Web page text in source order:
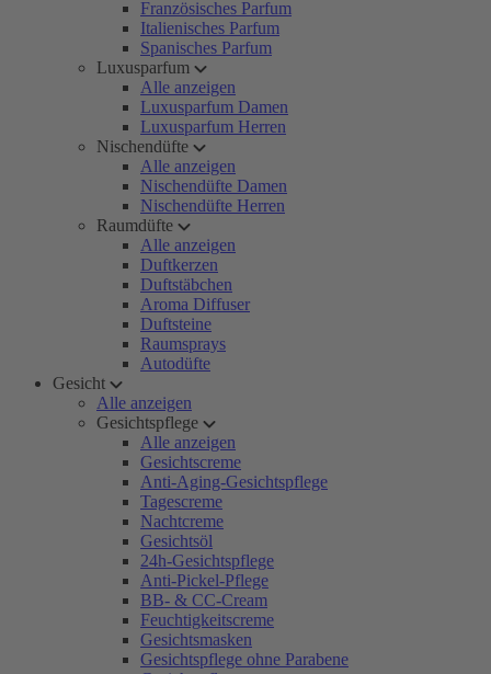
Französisches Parfum
Italienisches Parfum
Spanisches Parfum
Luxusparfum
Alle anzeigen
Luxusparfum Damen
Luxusparfum Herren
Nischendüfte
Alle anzeigen
Nischendüfte Damen
Nischendüfte Herren
Raumdüfte
Alle anzeigen
Duftkerzen
Duftstäbchen
Aroma Diffuser
Duftsteine
Raumsprays
Autodüfte
Gesicht
Alle anzeigen
Gesichtspflege
Alle anzeigen
Gesichtscreme
Anti-Aging-Gesichtspflege
Tagescreme
Nachtcreme
Gesichtsöl
24h-Gesichtspflege
Anti-Pickel-Pflege
BB- & CC-Cream
Feuchtigkeitscreme
Gesichtsmasken
Gesichtspflege ohne Parabene